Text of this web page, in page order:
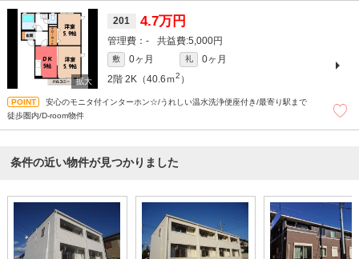
201 4.7万円
- 5,000円
敷 0ヶ月 礼
0ヶ月
2階 2K（40.6ｍ2 ）
安心のモニタ付インターホン☆/うれしい温水洗浄便座付き/最寄り駅まで
徒歩圏内/D-room物件
条件の近い物件が見つかりました